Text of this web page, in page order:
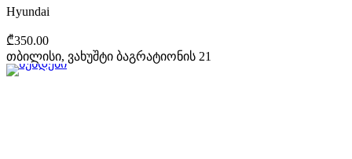
Hyundai
₾350.00
თბილისი, ვახუშტი ბაგრატიონის 21